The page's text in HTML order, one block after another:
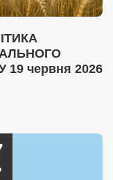
19 червня 2026